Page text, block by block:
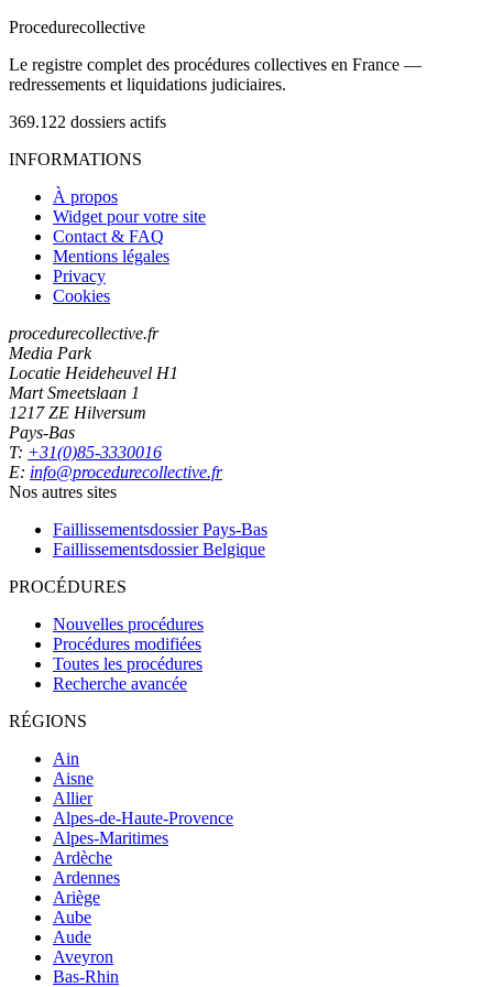
Procedurecollective
Le registre complet des procédures collectives en France —
redressements et liquidations judiciaires.
369.122 dossiers actifs
INFORMATIONS
À propos
Widget pour votre site
Contact & FAQ
Mentions légales
Privacy
Cookies
procedurecollective.fr
Media Park
Locatie Heideheuvel H1
Mart Smeetslaan 1
1217 ZE Hilversum
Pays-Bas
T: +31(0)85-3330016
E: info@procedurecollective.fr
Nos autres sites
Faillissementsdossier Pays-Bas
Faillissementsdossier Belgique
PROCÉDURES
Nouvelles procédures
Procédures modifiées
Toutes les procédures
Recherche avancée
RÉGIONS
Ain
Aisne
Allier
Alpes-de-Haute-Provence
Alpes-Maritimes
Ardèche
Ardennes
Ariège
Aube
Aude
Aveyron
Bas-Rhin